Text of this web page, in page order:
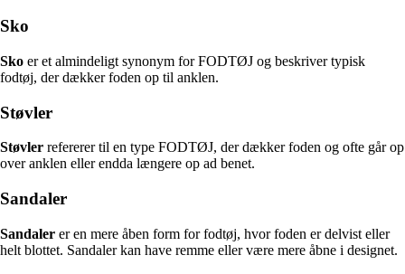
Sko
Sko er et almindeligt synonym for FODTØJ og beskriver typisk
fodtøj, der dækker foden op til anklen.
Støvler
Støvler refererer til en type FODTØJ, der dækker foden og ofte går op
over anklen eller endda længere op ad benet.
Sandaler
Sandaler er en mere åben form for fodtøj, hvor foden er delvist eller
helt blottet. Sandaler kan have remme eller være mere åbne i designet.